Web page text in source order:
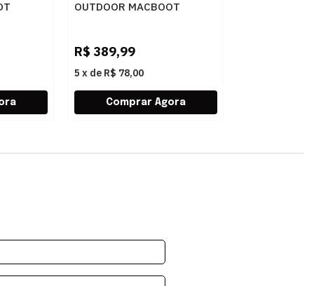
OUTDOOR MACBOOT
R$ 389,99
5 x de R$ 78,00